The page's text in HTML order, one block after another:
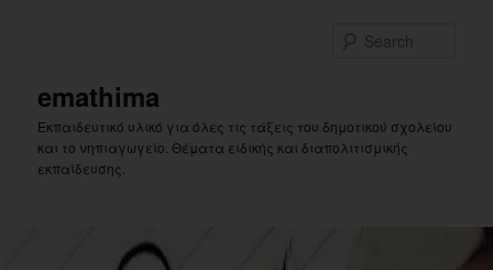
emathima
Εκπαιδευτικό υλικό για όλες τις τάξεις του δημοτικού σχολείου
και το νηπιαγωγείο. Θέματα ειδικής και διαπολιτισμικής
εκπαίδευσης.